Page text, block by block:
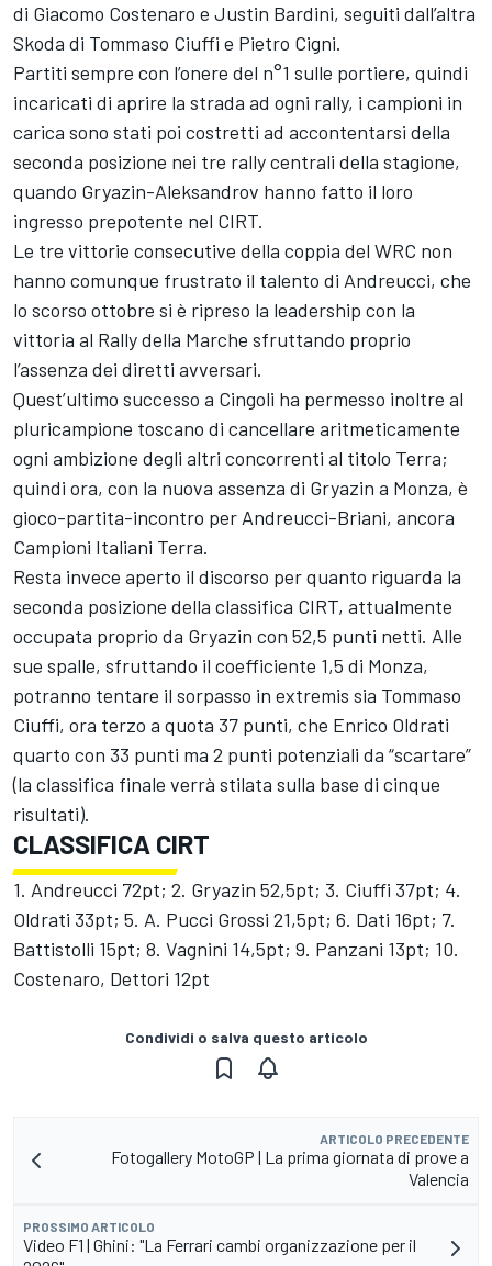
di Giacomo Costenaro e Justin Bardini, seguiti dall’altra
Skoda di Tommaso Ciuffi e Pietro Cigni.
Partiti sempre con l’onere del n°1 sulle portiere, quindi
incaricati di aprire la strada ad ogni rally, i campioni in
carica sono stati poi costretti ad accontentarsi della
seconda posizione nei tre rally centrali della stagione,
quando Gryazin-Aleksandrov hanno fatto il loro
ingresso prepotente nel CIRT.
Le tre vittorie consecutive della coppia del WRC non
hanno comunque frustrato il talento di Andreucci, che
lo scorso ottobre si è ripreso la leadership con la
vittoria al Rally della Marche sfruttando proprio
l’assenza dei diretti avversari.
Quest’ultimo successo a Cingoli ha permesso inoltre al
pluricampione toscano di cancellare aritmeticamente
ogni ambizione degli altri concorrenti al titolo Terra;
quindi ora, con la nuova assenza di Gryazin a Monza, è
gioco-partita-incontro per Andreucci-Briani, ancora
Campioni Italiani Terra.
Resta invece aperto il discorso per quanto riguarda la
seconda posizione della classifica CIRT, attualmente
occupata proprio da Gryazin con 52,5 punti netti. Alle
sue spalle, sfruttando il coefficiente 1,5 di Monza,
potranno tentare il sorpasso in extremis sia Tommaso
Ciuffi, ora terzo a quota 37 punti, che Enrico Oldrati
quarto con 33 punti ma 2 punti potenziali da “scartare”
(la classifica finale verrà stilata sulla base di cinque
risultati).
CLASSIFICA CIRT
1. Andreucci 72pt; 2. Gryazin 52,5pt; 3. Ciuffi 37pt; 4.
Oldrati 33pt; 5. A. Pucci Grossi 21,5pt; 6. Dati 16pt; 7.
Battistolli 15pt; 8. Vagnini 14,5pt; 9. Panzani 13pt; 10.
Costenaro, Dettori 12pt
Condividi o salva questo articolo
ARTICOLO PRECEDENTE
Fotogallery MotoGP | La prima giornata di prove a
Valencia
PROSSIMO ARTICOLO
Video F1 | Ghini: "La Ferrari cambi organizzazione per il